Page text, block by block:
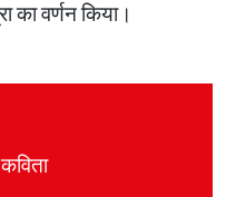
वर्णन किया।